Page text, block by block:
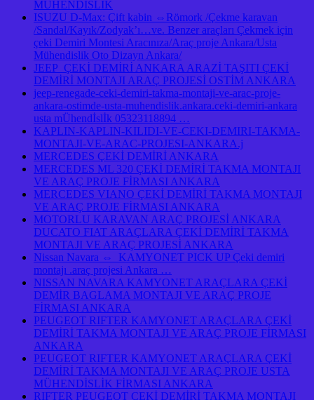
MÜHENDİSLİK
ISUZU D-Max: Çift kabin ⇔Römork /Çekme karavan
/Sandal/Kayık/Zodyak’ı…ve. Benzer araçları Çekmek için
çeki Demiri Montesi Aracınıza/Araç proje Ankara/Usta
Mühendislik Oto Dizayn Ankara/
JEEP ÇEKİ DEMİRİ ANKARA ARAZİ TAŞITI ÇEKİ
DEMİRİ MONTAJI ARAÇ PROJESİ OSTİM ANKARA
jeep-renegade-ceki-demiri-takma-montaji-ve-arac-proje-
ankara-ostimde-usta-muhendislik.ankara.ceki-demiri-ankara
usta mÜhendİslİk 05323118894 …
KAPLIN-KAPLIN-KILIDI-VE-CEKI-DEMIRI-TAKMA-
MONTAJI-VE-ARAC-PROJESI-ANKARA.j
MERCEDES ÇEKİ DEMİRİ ANKARA
MERCEDES ML 320 ÇEKİ DEMİRİ TAKMA MONTAJI
VE ARAÇ PROJE FİRMASI ANKARA
MERCEDES VIANO ÇEKİ DEMİRİ TAKMA MONTAJI
VE ARAÇ PROJE FİRMASI ANKARA
MOTORLU KARAVAN ARAÇ PROJESİ ANKARA
DUCATO FIAT ARAÇLARA ÇEKİ DEMİRİ TAKMA
MONTAJI VE ARAÇ PROJESİ ANKARA
Nissan Navara ⇔ KAMYONET PICK UP Çeki demiri
montajı .araç projesi Ankara …
NISSAN NAVARA KAMYONET ARAÇLARA ÇEKİ
DEMİR BAGLAMA MONTAJI VE ARAÇ PROJE
FİRMASI ANKARA
PEUGEOT RIFTER KAMYONET ARAÇLARA ÇEKİ
DEMİRİ TAKMA MONTAJI VE ARAÇ PROJE FİRMASI
ANKARA
PEUGEOT RIFTER KAMYONET ARAÇLARA ÇEKİ
DEMİRİ TAKMA MONTAJI VE ARAÇ PROJE USTA
MÜHENDİSLİK FİRMASI ANKARA
RIFTER PEUGEOT ÇEKİ DEMİRİ TAKMA MONTAJI